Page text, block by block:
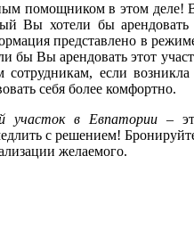
помощником в этом деле!
Вы хотели бы
представлено в
бы Вы арендовать этот
если
себя более комфортно.
участок в Евпатории –
с решением!
желаемого.